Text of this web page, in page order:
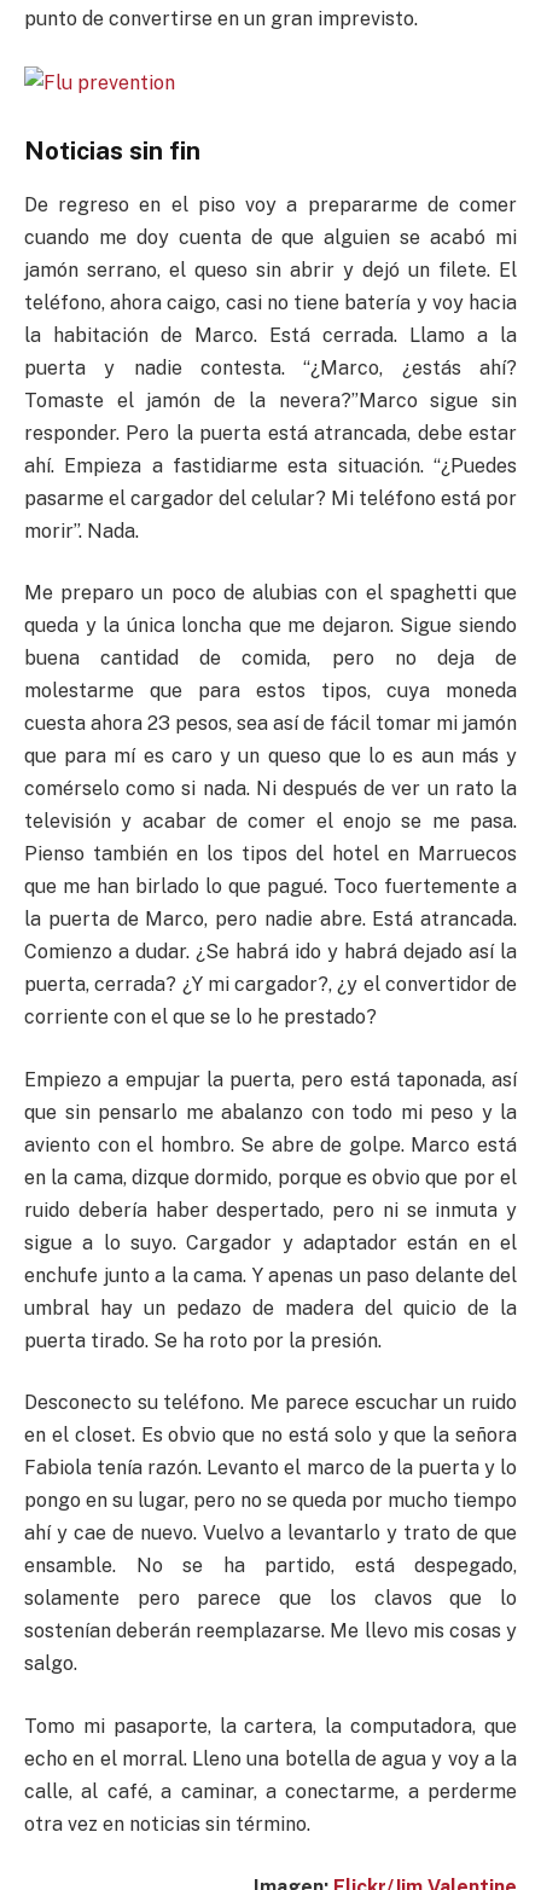
punto de convertirse en un gran imprevisto.
Noticias sin fin
De regreso en el piso voy a prepararme de comer
cuando me doy cuenta de que alguien se acabó mi
jamón serrano, el queso sin abrir y dejó un filete. El
teléfono, ahora caigo, casi no tiene batería y voy hacia
la habitación de Marco. Está cerrada. Llamo a la
puerta y nadie contesta. “¿Marco, ¿estás ahí?
Tomaste el jamón de la nevera?”Marco sigue sin
responder. Pero la puerta está atrancada, debe estar
ahí. Empieza a fastidiarme esta situación. “¿Puedes
pasarme el cargador del celular? Mi teléfono está por
morir”. Nada.
Me preparo un poco de alubias con el spaghetti que
queda y la única loncha que me dejaron. Sigue siendo
buena cantidad de comida, pero no deja de
molestarme que para estos tipos, cuya moneda
cuesta ahora 23 pesos, sea así de fácil tomar mi jamón
que para mí es caro y un queso que lo es aun más y
comérselo como si nada. Ni después de ver un rato la
televisión y acabar de comer el enojo se me pasa.
Pienso también en los tipos del hotel en Marruecos
que me han birlado lo que pagué. Toco fuertemente a
la puerta de Marco, pero nadie abre. Está atrancada.
Comienzo a dudar. ¿Se habrá ido y habrá dejado así la
puerta, cerrada? ¿Y mi cargador?, ¿y el convertidor de
corriente con el que se lo he prestado?
Empiezo a empujar la puerta, pero está taponada, así
que sin pensarlo me abalanzo con todo mi peso y la
aviento con el hombro. Se abre de golpe. Marco está
en la cama, dizque dormido, porque es obvio que por el
ruido debería haber despertado, pero ni se inmuta y
sigue a lo suyo. Cargador y adaptador están en el
enchufe junto a la cama. Y apenas un paso delante del
umbral hay un pedazo de madera del quicio de la
puerta tirado. Se ha roto por la presión.
Desconecto su teléfono. Me parece escuchar un ruido
en el closet. Es obvio que no está solo y que la señora
Fabiola tenía razón. Levanto el marco de la puerta y lo
pongo en su lugar, pero no se queda por mucho tiempo
ahí y cae de nuevo. Vuelvo a levantarlo y trato de que
ensamble. No se ha partido, está despegado,
solamente pero parece que los clavos que lo
sostenían deberán reemplazarse. Me llevo mis cosas y
salgo.
Tomo mi pasaporte, la cartera, la computadora, que
echo en el morral. Lleno una botella de agua y voy a la
calle, al café, a caminar, a conectarme, a perderme
otra vez en noticias sin término.